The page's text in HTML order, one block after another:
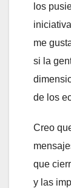
los
me
si la
de los
Creo
que
y las